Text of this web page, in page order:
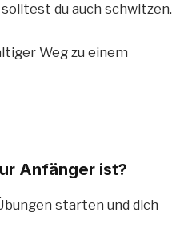
du auch schwitzen.
Weg zu einem
Anfänger ist?
starten und dich